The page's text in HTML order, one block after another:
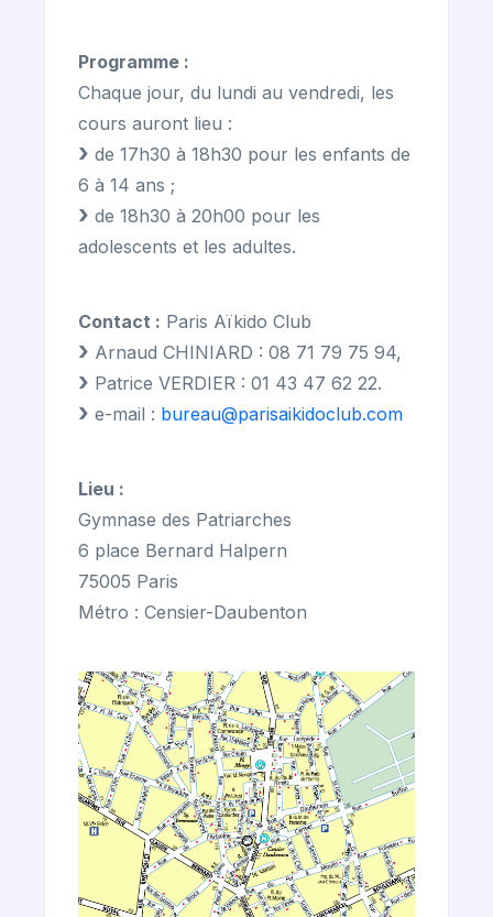
Programme :
Chaque jour, du lundi au vendredi, les
cours auront lieu :
de 17h30 à 18h30 pour les enfants de
6 à 14 ans ;
de 18h30 à 20h00 pour les
adolescents et les adultes.
Contact : Paris Aïkido Club
Arnaud CHINIARD : 08 71 79 75 94,
Patrice VERDIER : 01 43 47 62 22.
e-mail : bureau@parisaikidoclub.com
Lieu :
Gymnase des Patriarches
6 place Bernard Halpern
75005 Paris
Métro : Censier-Daubenton